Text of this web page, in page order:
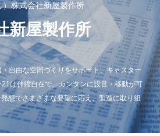
社 あ）旭産業株式会社
あ）株式会社アラコー
い）株式会社イノベックス
い）有限会社石川テント
う）株式会社ウッドプラスチック
テクノロジー
え）SKO株式会社
新屋製作所
自由な空間づくりをサポート、キャスター
は伸縮自在で、カンタンに設営・移動が可
想でさまざまな要望に応え、製造に取り組
）株式会社新屋製作所